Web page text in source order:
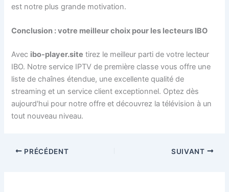
est notre plus grande motivation.
Conclusion : votre meilleur choix pour les lecteurs IBO
Avec ibo-player.site tirez le meilleur parti de votre lecteur
IBO. Notre service IPTV de première classe vous offre une
liste de chaînes étendue, une excellente qualité de
streaming et un service client exceptionnel. Optez dès
aujourd'hui pour notre offre et découvrez la télévision à un
tout nouveau niveau.
PRÉCÉDENT SUIVANT